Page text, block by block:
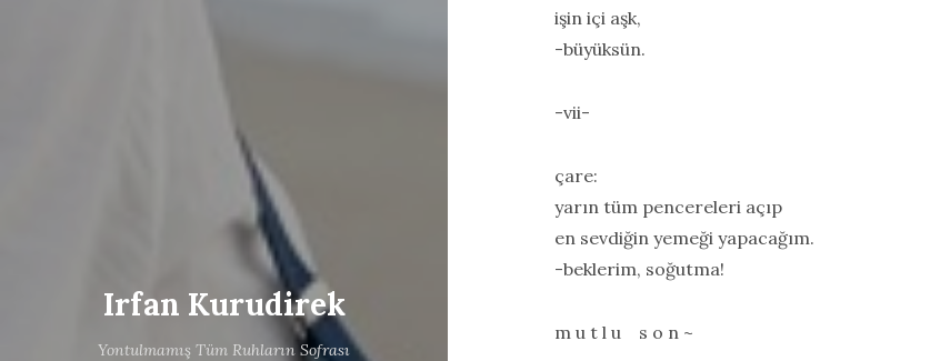
Irfan Kurudirek
Yontulmamış Tüm Ruhların Sofrası
işin içi aşk,
-büyüksün.
-vii-
çare:
yarın tüm pencereleri açıp
en sevdiğin yemeği yapacağım.
-beklerim, soğutma!
m u t l u s o n ~